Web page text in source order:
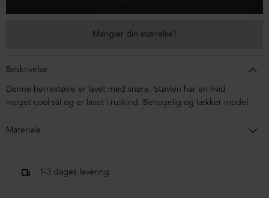
Mangler din størrelse?
Beskrivelse
Denne herrestøvle er lavet med snøre. Støvlen har en hvid
meget cool sål og er lavet i ruskind. Behagelig og lækker model.
Materiale
1-3 dages levering